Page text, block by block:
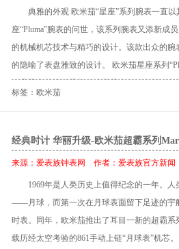
典雅的外观 欧米茄“星座”系列腕表一直
座“Pluma”腕表的问世，该系列腕表又添新成
的机械机芯技术与精巧的设计。该款出众的
的隐喻了表盘雅致的设计。 欧米茄星座系列
别具匠心的设计是其珍珠贝母表盘，有两种
均采用18K金镶嵌钻石，让表盘更加熠熠生辉
金镶钻表圈与精钢表壳的映衬下显得格外醒
珍珠贝母表盘的表圈铺嵌钻石，配有光滑的
机械腕表的心脏位置，搭载着欧米茄革命性
欧米茄为此款腕表提供长达4年的售后服务。
标签：欧米茄
经典时计 华丽升级-欧米茄超霸系列
来源： 爱表族钟表网 作者： 爱表族官方新闻
1969年是人类历史上值得纪念的一年。
――月球，而第一次在月球表面留下足迹的宇
时表。同年，欧米茄推出了耳目一新的超霸
载历经太空考验的861手动上链“月球表”机芯